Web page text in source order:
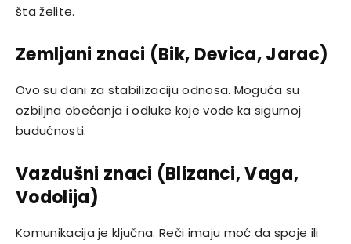
šta želite.
Zemljani znaci (Bik, Devica, Jarac)
Ovo su dani za stabilizaciju odnosa. Moguća su
ozbiljna obećanja i odluke koje vode ka sigurnoj
budućnosti.
Vazdušni znaci (Blizanci, Vaga,
Vodolija)
Komunikacija je ključna. Reči imaju moć da spoje ili